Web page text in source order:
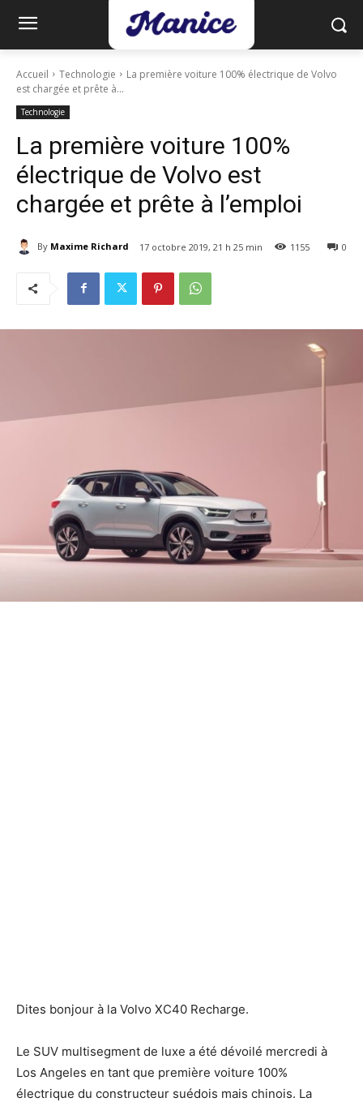
Accueil Technologie
La première voiture 100% électrique de Volvo
est chargée et prête à...
Technologie
La première voiture 100%
électrique de Volvo est
chargée et prête à l’emploi
By Maxime Richard 17 octobre 2019, 21 h 25 min 0
1155
Dites bonjour à la Volvo XC40 Recharge.
Le SUV multisegment de luxe a été dévoilé mercredi à
Los Angeles en tant que première voiture 100%
électrique du constructeur suédois mais chinois. La